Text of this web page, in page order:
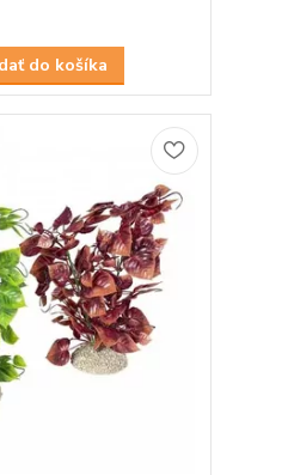
do košíka